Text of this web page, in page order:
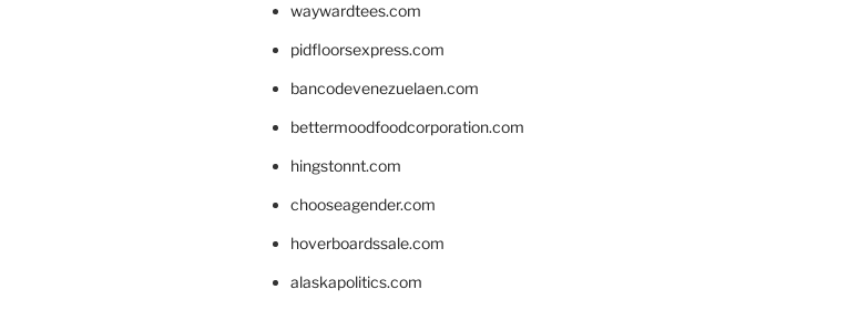
waywardtees.com
pidfloorsexpress.com
bancodevenezuelaen.com
bettermoodfoodcorporation.com
hingstonnt.com
chooseagender.com
hoverboardssale.com
alaskapolitics.com